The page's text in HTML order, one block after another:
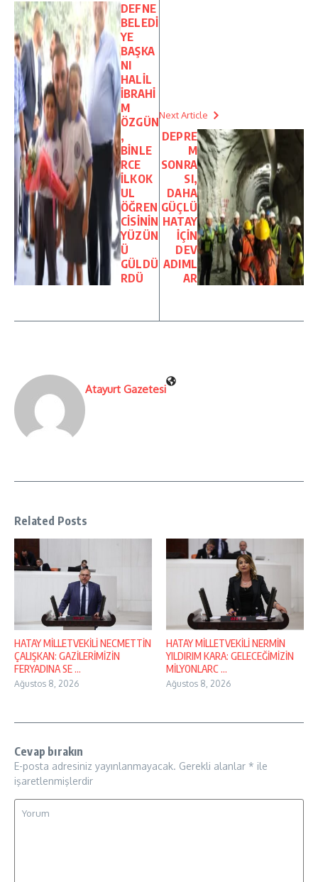
DEFNE
BELEDİ
YE
BAŞKA
NI
HALİL
İBRAHİ
M
ÖZGÜN
,
BİNLE
RCE
İLKOK
UL
ÖĞREN
CİSİNİN
YÜZÜN
Ü
GÜLDÜ
RDÜ
Next Article
DEPRE
M
SONRA
SI,
DAHA
GÜÇLÜ
HATAY
İÇİN
DEV
ADIML
AR
Atayurt Gazetesi
Related Posts
HATAY MİLLETVEKİLİ NECMETTİN
ÇALIŞKAN: GAZİLERİMİZİN
FERYADINA SE ...
Ağustos 8, 2026
HATAY MİLLETVEKİLİ NERMİN
YILDIRIM KARA: GELECEĞİMİZİN
MİLYONLARC ...
Ağustos 8, 2026
Cevap bırakın
E-posta adresiniz yayınlanmayacak. Gerekli alanlar * ile
işaretlenmişlerdir